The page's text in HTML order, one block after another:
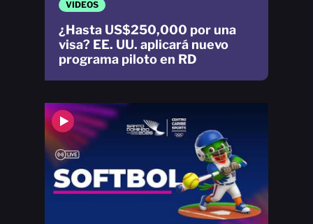
VIDEOS
¿Hasta US$250,000 por una
visa? EE. UU. aplicará nuevo
programa piloto en RD